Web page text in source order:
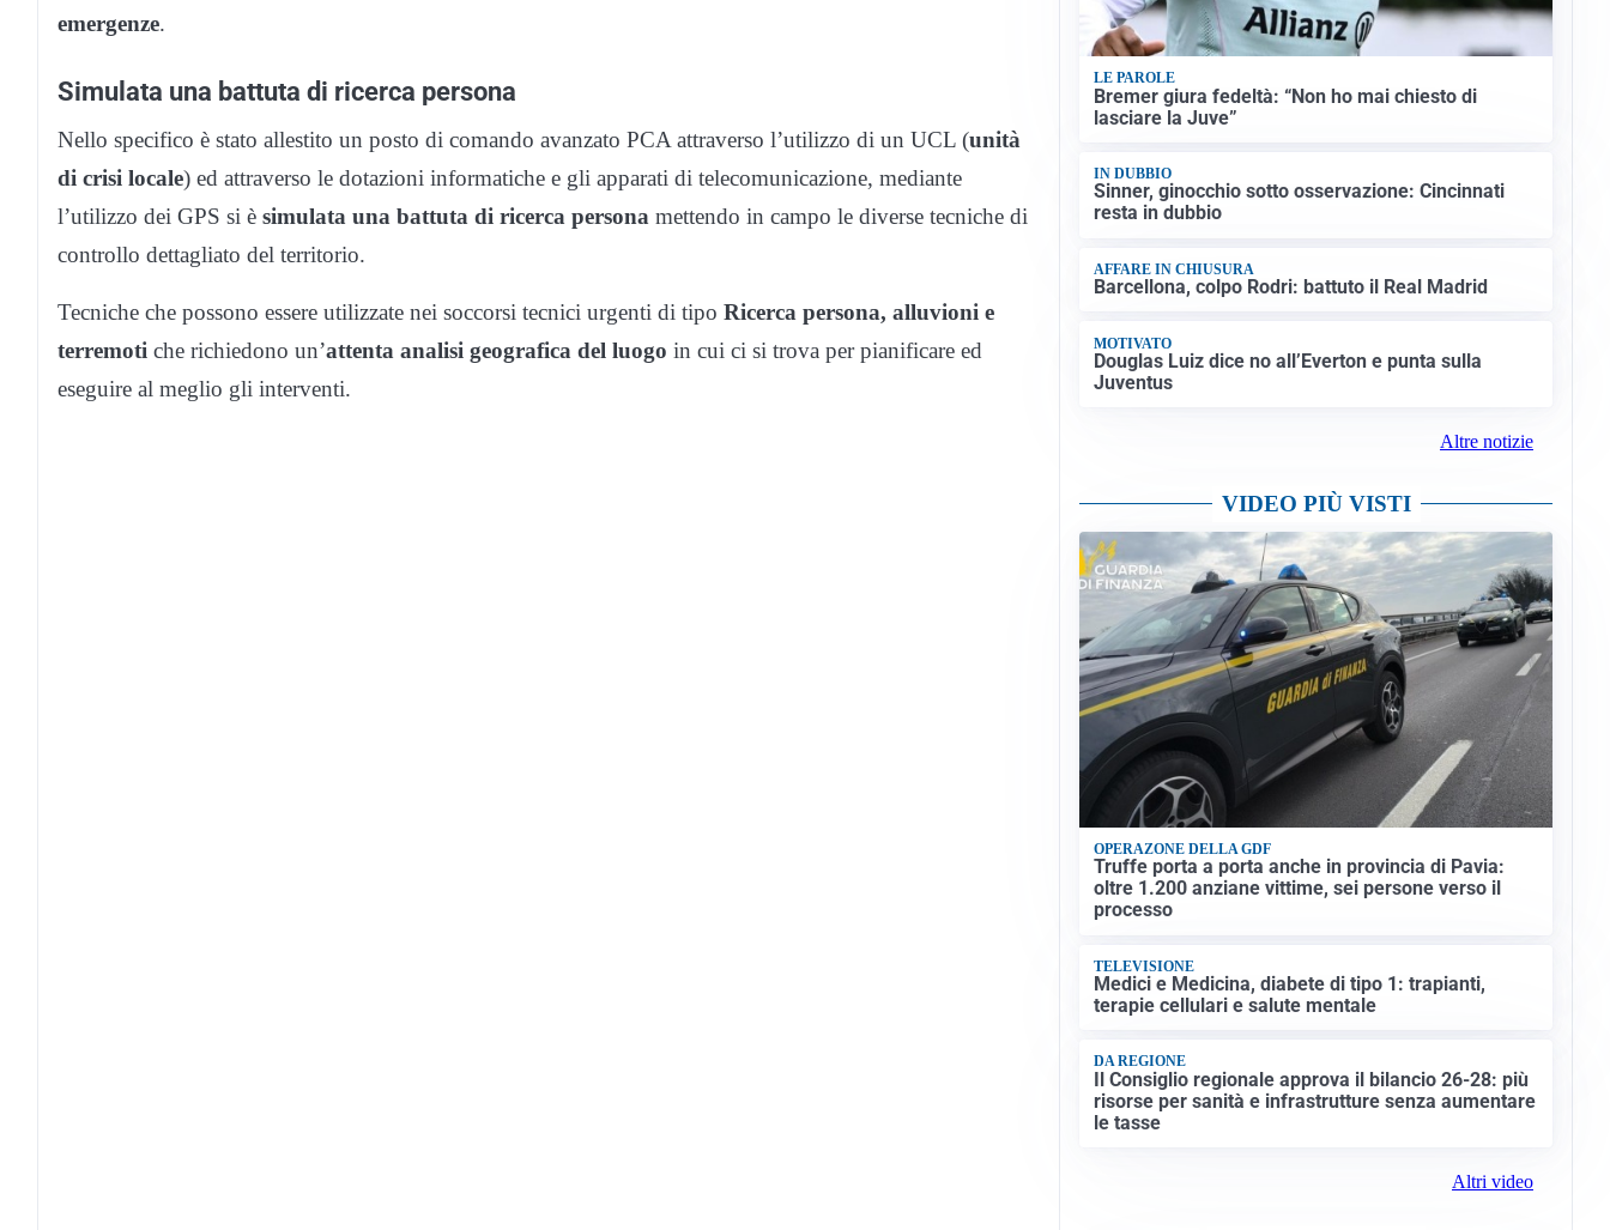
emergenze.
Simulata una battuta di ricerca persona
Nello specifico è stato allestito un posto di comando avanzato PCA attraverso l’utilizzo di un UCL (unità
di crisi locale) ed attraverso le dotazioni informatiche e gli apparati di telecomunicazione, mediante
l’utilizzo dei GPS si è simulata una battuta di ricerca persona mettendo in campo le diverse tecniche di
controllo dettagliato del territorio.
Tecniche che possono essere utilizzate nei soccorsi tecnici urgenti di tipo Ricerca persona, alluvioni e
terremoti che richiedono un’attenta analisi geografica del luogo in cui ci si trova per pianificare ed
eseguire al meglio gli interventi.
LE PAROLE
Bremer giura fedeltà: “Non ho mai chiesto di
lasciare la Juve”
IN DUBBIO
Sinner, ginocchio sotto osservazione: Cincinnati
resta in dubbio
AFFARE IN CHIUSURA
Barcellona, colpo Rodri: battuto il Real Madrid
MOTIVATO
Douglas Luiz dice no all’Everton e punta sulla
Juventus
Altre notizie
VIDEO PIÙ VISTI
OPERAZONE DELLA GDF
Truffe porta a porta anche in provincia di Pavia:
oltre 1.200 anziane vittime, sei persone verso il
processo
TELEVISIONE
Medici e Medicina, diabete di tipo 1: trapianti,
terapie cellulari e salute mentale
DA REGIONE
Il Consiglio regionale approva il bilancio 26-28: più
risorse per sanità e infrastrutture senza aumentare
le tasse
Altri video